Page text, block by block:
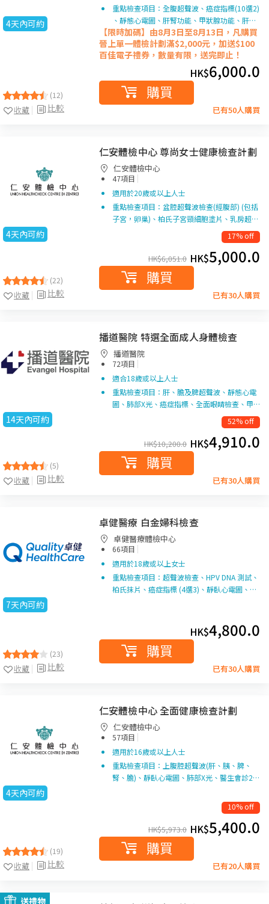
4天內可約
(12)
比較
收藏
重點檢查項目：全腹超聲波、癌症指標(10選2)
、靜態心電圖、肝腎功能、甲狀腺功能、肝…
【限時加碼】由8月3日至8月13日，凡購買
晉上單一體檢計劃滿$2,000元，加送$100
百佳電子禮券，數量有限，送完即止！
HK$6,000.0
購買
已有50人購買
4天內可約
(22)
比較
收藏
仁安體檢中心 尊尚女士健康檢查計劃
仁安體檢中心
47項目 |
適用於20歲或以上人士
重點檢查項目：盆腔超聲波檢查(經腹部) (包括
子宮，卵巢)、柏氏子宮頸細胞塗片、乳房超…
17% off
HK$6,051.0 HK$5,000.0
購買
已有30人購買
14天內可約
(5)
比較
收藏
播道醫院 特選全面成人身體檢查
播道醫院
72項目 |
適合18歲或以上人士
重點檢查項目：肝、膽及脾超聲波、靜態心電
圖、肺部X光、癌症指標、全面眼睛檢查、甲…
52% off
HK$10,200.0 HK$4,910.0
購買
已有30人購買
7天內可約
(23)
比較
收藏
卓健醫療 白金婦科檢查
卓健醫療體檢中心
66項目 |
適用於18歲或以上女士
重點檢查項目：超聲波檢查、HPV DNA 測試、
柏氏抹片、癌症指標 (4選3)、靜臥心電圖、…
HK$4,800.0
購買
已有30人購買
4天內可約
(19)
比較
收藏
仁安體檢中心 全面健康檢查計劃
仁安體檢中心
57項目 |
適用於16歲或以上人士
重點檢查項目：上腹腔超聲波(肝、胰、脾、
腎、膽)、靜臥心電圖、肺部X光、醫生會診2…
10% off
HK$5,973.0 HK$5,400.0
購買
已有20人購買
送禮物